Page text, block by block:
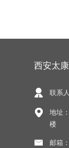
西安太
联系
地址
楼
邮箱